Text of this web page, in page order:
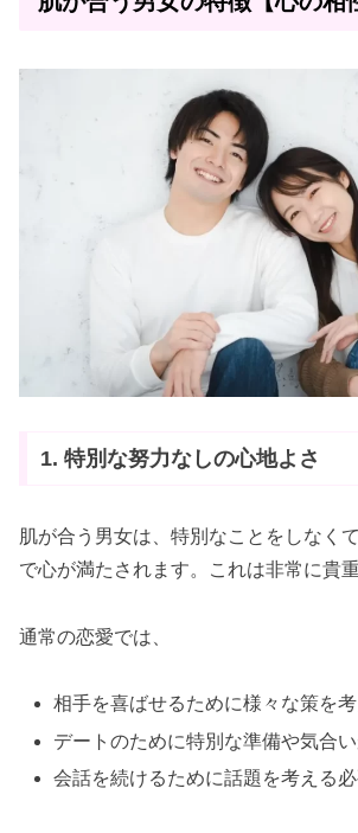
1. 特別な努力なしの心地よさ
肌が合う男女は、特別なことをしなく
で心が満たされます。これは非常に貴
通常の恋愛では、
相手を喜ばせるために様々な策を
デートのために特別な準備や気合
会話を続けるために話題を考える